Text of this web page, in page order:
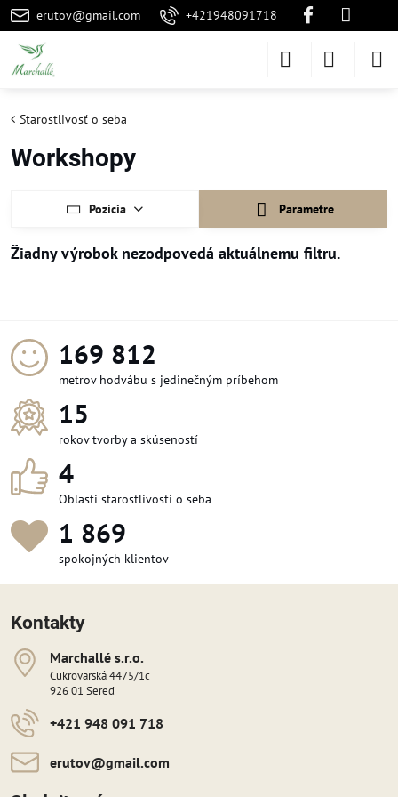
erutov@gmail.com +421948091718
Starostlivosť o seba
Workshopy
Pozícia Parametre
174 264
metrov hodvábu s jedinečným príbehom
15
rokov tvorby a skúseností
4
Oblasti starostlivosti o seba
1 918
spokojných klientov
Kontakty
Marchallé s​​.r​​.o​​.
Cukrovarská 4475/1c
926 01 Sereď
+421 948 091 718
erutov​@gmail​.com